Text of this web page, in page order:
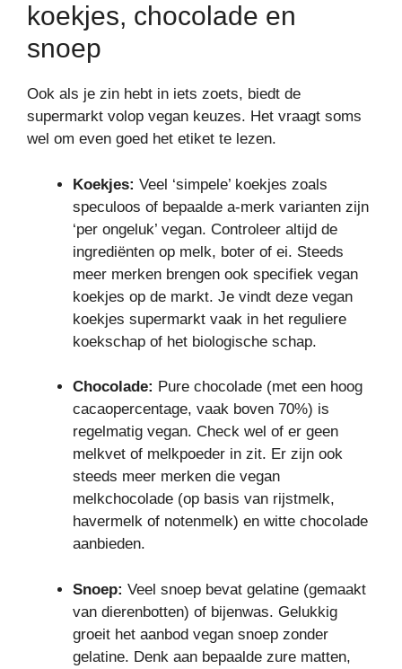
koekjes, chocolade en
snoep
Ook als je zin hebt in iets zoets, biedt de
supermarkt volop vegan keuzes. Het vraagt soms
wel om even goed het etiket te lezen.
Koekjes: Veel ‘simpele’ koekjes zoals
speculoos of bepaalde a-merk varianten zijn
‘per ongeluk’ vegan. Controleer altijd de
ingrediënten op melk, boter of ei. Steeds
meer merken brengen ook specifiek vegan
koekjes op de markt. Je vindt deze vegan
koekjes supermarkt vaak in het reguliere
koekschap of het biologische schap.
Chocolade: Pure chocolade (met een hoog
cacaopercentage, vaak boven 70%) is
regelmatig vegan. Check wel of er geen
melkvet of melkpoeder in zit. Er zijn ook
steeds meer merken die vegan
melkchocolade (op basis van rijstmelk,
havermelk of notenmelk) en witte chocolade
aanbieden.
Snoep: Veel snoep bevat gelatine (gemaakt
van dierenbotten) of bijenwas. Gelukkig
groeit het aanbod vegan snoep zonder
gelatine. Denk aan bepaalde zure matten,